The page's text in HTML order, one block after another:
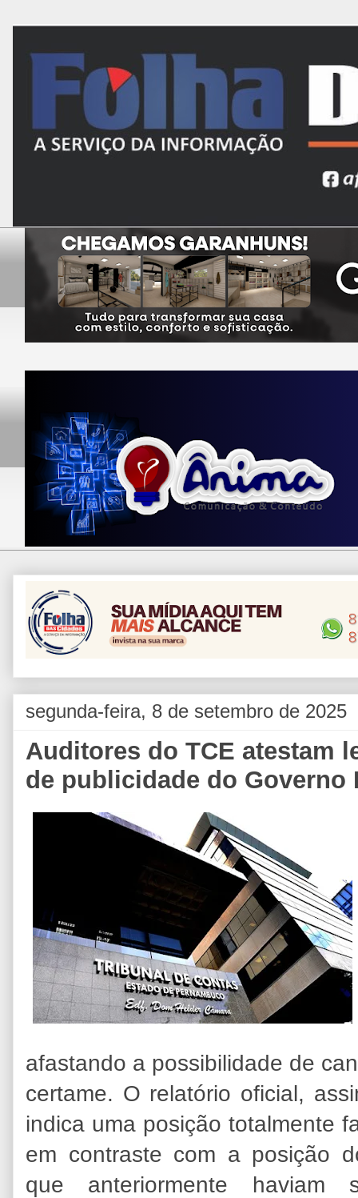
segunda-feira, 8 de setembro de 2025
Auditores do TCE atestam
de publicidade do Governo
afastando a possibilidade de
certame. O relatório oficial,
indica uma posição totalmente
em contraste com a posição
que anteriormente haviam